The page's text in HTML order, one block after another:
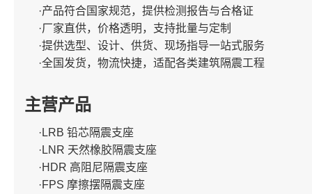
·产品符合国家规范，提供检测报告与合格证
·厂家直供，价格透明，支持批量与定制
·提供选型、设计、供货、现场指导一站式服务
·全国发货，物流快捷，适配各类建筑隔震工程
主营产品
·LRB 铅芯隔震支座
·LNR 天然橡胶隔震支座
·HDR 高阻尼隔震支座
·FPS 摩擦摆隔震支座